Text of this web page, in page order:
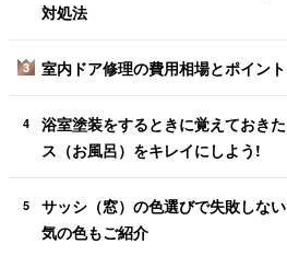
対処法
3 室内ドア修理の費用相場とポイント
4
浴室塗装をするときに覚えておき
ス（お風呂）をキレイにしよう!
5
サッシ（窓）の色選びで失敗しな
気の色もご紹介